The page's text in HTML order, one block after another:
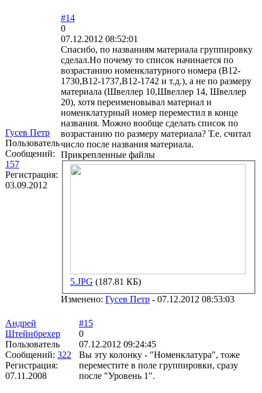
Гусев Петр
Пользователь
Сообщений:
157
Регистрация:
03.09.2012
#14
0
07.12.2012 08:52:01
Спасибо, по названиям материала группировку
сделал.Но почему то список начинается по
возрастанию номенклатурного номера (В12-
1730,В12-1737,В12-1742 и т.д.), а не по размеру
материала (Швеллер 10,Швеллер 14, Швеллер
20), хотя переименовывал материал и
номенклатурный номер переместил в конце
названия. Можно вообще сделать список по
возрастанию по размеру материала? Т.е. считал
число после названия материала.
Прикрепленные файлы
5.JPG (187.81 КБ)
Изменено: Гусев Петр - 07.12.2012 08:53:03
Андрей
Штейнбрехер
Пользователь
Сообщений: 322
Регистрация:
07.11.2008
#15
0
07.12.2012 09:24:45
Вы эту колонку - "Номенклатура", тоже
переместите в поле группировки, сразу
после "Уровень 1".